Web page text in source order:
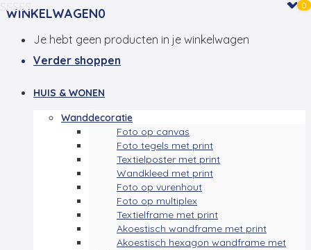
WINKELWAGEN0
Je hebt geen producten in je winkelwagen
Verder shoppen
HUIS & WONEN
Wanddecoratie
Foto op canvas
Foto tegels met print
Textielposter met print
Wandkleed met print
Foto op vurenhout
Foto op multiplex
Textielframe met print
Akoestisch wandframe met print
Akoestisch hexagon wandframe met
0